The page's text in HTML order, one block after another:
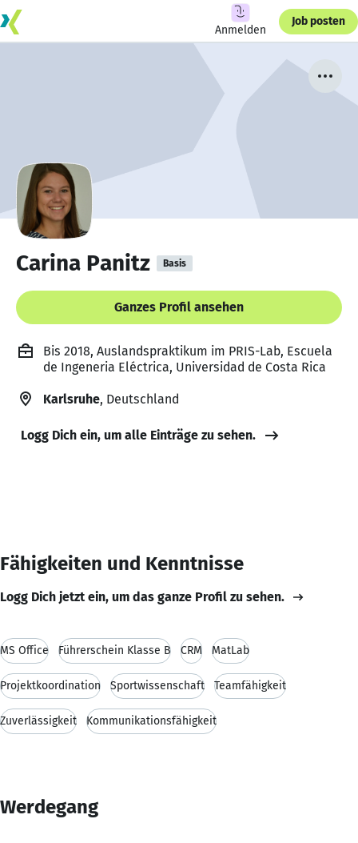
Anmelden
Job posten
Carina Panitz Basis
Ganzes Profil ansehen
Bis 2018, Auslandspraktikum im PRIS-Lab, Escuela
de Ingeneria Eléctrica, Universidad de Costa Rica
Karlsruhe, Deutschland
Logg Dich ein, um alle Einträge zu sehen.
Fähigkeiten und Kenntnisse
Logg Dich jetzt ein, um das ganze Profil zu sehen.
MS Office Führerschein Klasse B CRM MatLab
Projektkoordination Sportwissenschaft Teamfähigkeit
Zuverlässigkeit Kommunikationsfähigkeit
Werdegang